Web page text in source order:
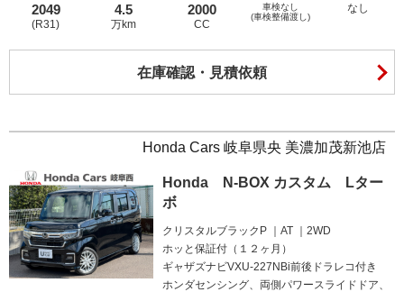
2049
(R31)
4.5
万km
2000
CC
車検なし
(車検整備渡し)
なし
在庫確認・見積依頼
Honda Cars 岐阜県央 美濃加茂新池店
Honda N-BOX カスタム Lター
ボ
クリスタルブラックP AT
2WD
ホッと保証付（１２ヶ月）
ギャザズナビVXU-227NBi前後ドラレコ付き
ホンダセンシング、両側パワースライドドア、